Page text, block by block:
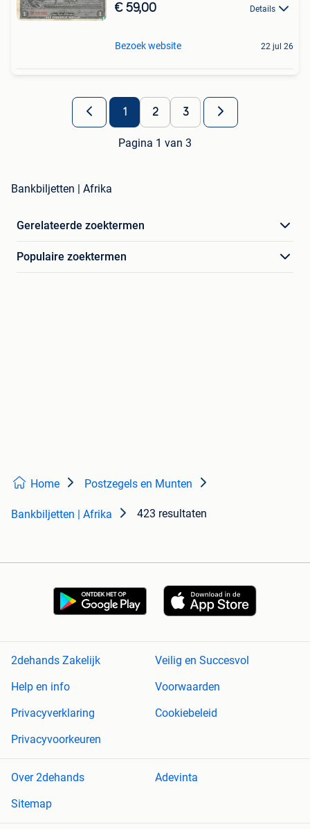
€ 59,00 Details
Bezoek website 22 jul 26
1 2 3
Pagina 1 van 3
Bankbiljetten | Afrika
Gerelateerde zoektermen
Populaire zoektermen
Home Postzegels en Munten
Bankbiljetten | Afrika 423 resultaten
2dehands Zakelijk
Veilig en Succesvol
Help en info
Voorwaarden
Privacyverklaring
Cookiebeleid
Privacyvoorkeuren
Over 2dehands
Adevinta
Sitemap